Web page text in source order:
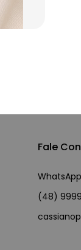
Fale
(48)